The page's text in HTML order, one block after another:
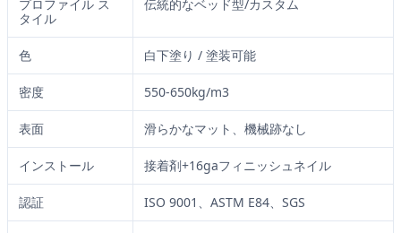
プロファイル ス
タイル
伝統的なベッド型/カスタム
色 白下塗り / 塗装可能
密度 550-650kg/m3
表面 滑らかなマット、機械跡なし
インストール 接着剤+16gaフィニッシュネイル
認証 ISO 9001、ASTM E84、SGS